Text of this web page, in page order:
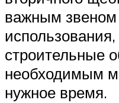
важным звеном
строительные
необходимым
нужное время.